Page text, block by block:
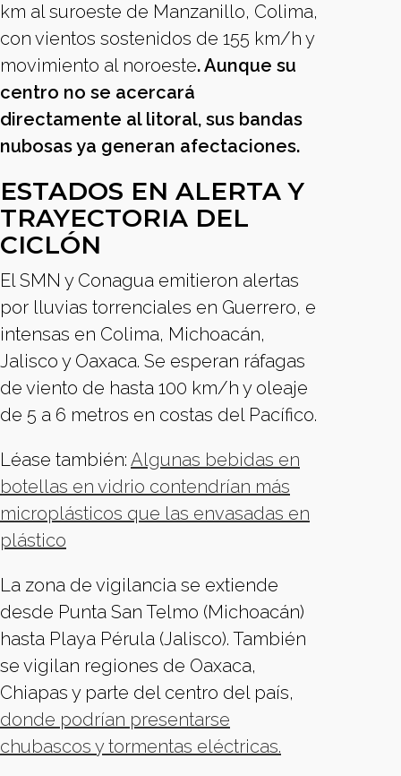
km al suroeste de Manzanillo, Colima,
con vientos sostenidos de 155 km/h y
movimiento al noroeste. Aunque su
centro no se acercará
directamente al litoral, sus bandas
nubosas ya generan afectaciones.
ESTADOS EN ALERTA Y
TRAYECTORIA DEL
CICLÓN
El SMN y Conagua emitieron alertas
por lluvias torrenciales en Guerrero, e
intensas en Colima, Michoacán,
Jalisco y Oaxaca. Se esperan ráfagas
de viento de hasta 100 km/h y oleaje
de 5 a 6 metros en costas del Pacífico.
Léase también: Algunas bebidas en
botellas en vidrio contendrían más
microplásticos que las envasadas en
plástico
La zona de vigilancia se extiende
desde Punta San Telmo (Michoacán)
hasta Playa Pérula (Jalisco). También
se vigilan regiones de Oaxaca,
Chiapas y parte del centro del país,
donde podrían presentarse
chubascos y tormentas eléctricas.